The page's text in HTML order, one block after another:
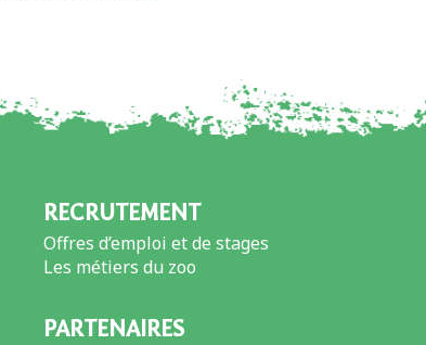
RECRUTEMENT
Offres d’emploi et de stages
Les métiers du zoo
PARTENAIRES